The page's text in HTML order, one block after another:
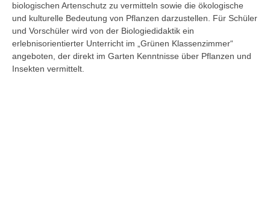
biologischen Artenschutz zu vermitteln sowie die ökologische
und kulturelle Bedeutung von Pflanzen darzustellen. Für Schüler
und Vorschüler wird von der Biologiedidaktik ein
erlebnisorientierter Unterricht im „Grünen Klassenzimmer“
angeboten, der direkt im Garten Kenntnisse über Pflanzen und
Insekten vermittelt.